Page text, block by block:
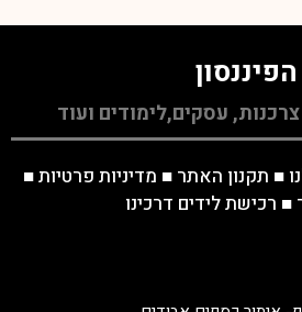
הפיננסון
צרכנות, עסקים,לימודים ועוד
■ תקנון האתר ■ מדיניות פרטיות■
■ רכישת לידים דרכינו